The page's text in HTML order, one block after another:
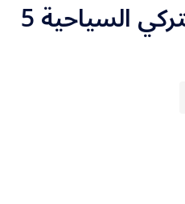
رحلة الشمال التركي السياحية 5